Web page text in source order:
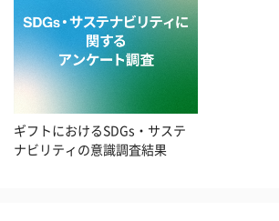
ギフトにおけるSDGs・サステ
ナビリティの意識調査結果